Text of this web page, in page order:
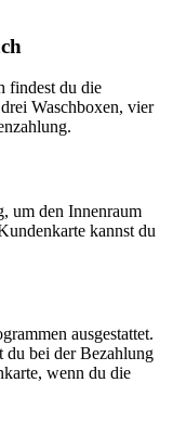
findest du die
Waschboxen, vier
um den Innenraum
kannst du
ausgestattet.
bei der Bezahlung
wenn du die